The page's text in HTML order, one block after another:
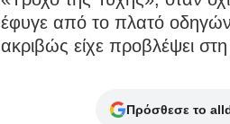
έφυγε από το πλατό
ακριβώς είχε προβλέψει
Πρόσθεσε το